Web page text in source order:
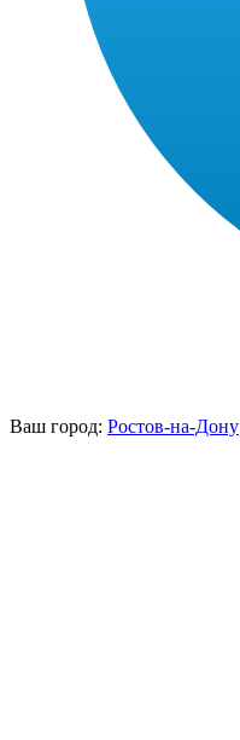
Ваш город: Ростов-на-Дону